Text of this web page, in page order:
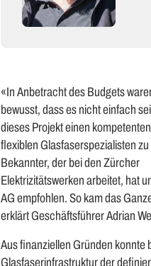
«In Anbetracht des Budgets
bewusst, dass es nicht einfach
dieses Projekt einen
flexiblen Glasfaserspezialisten
Bekannter, der bei den Zürcher
Elektrizitätswerken arbeitet, hat
AG empfohlen. So kam das
erklärt Geschäftsführer Adrian
Aus finanziellen Gründen konnte
Glasfaserinfrastruktur der